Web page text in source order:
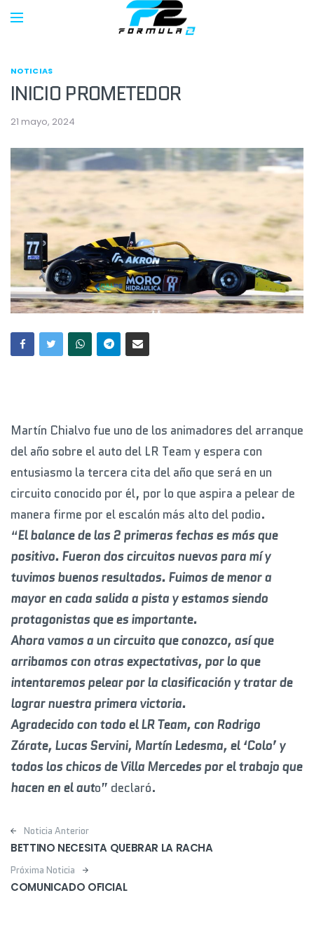
NOTICIAS
INICIO PROMETEDOR
21 mayo, 2024
Martín Chialvo fue uno de los animadores del arranque
del año sobre el auto del LR Team y espera con
entusiasmo la tercera cita del año que será en un
circuito conocido por él, por lo que aspira a pelear de
manera firme por el escalón más alto del podio.
“El balance de las 2 primeras fechas es más que
positivo. Fueron dos circuitos nuevos para mí y
tuvimos buenos resultados. Fuimos de menor a
mayor en cada salida a pista y estamos siendo
protagonistas que es importante.
Ahora vamos a un circuito que conozco, así que
arribamos con otras expectativas, por lo que
intentaremos pelear por la clasificación y tratar de
lograr nuestra primera victoria.
Agradecido con todo el LR Team, con Rodrigo
Zárate, Lucas Servini, Martín Ledesma, el ‘Colo’ y
todos los chicos de Villa Mercedes por el trabajo que
hacen en el auto” declaró.
Post navigation
Noticia Anterior
BETTINO NECESITA QUEBRAR LA RACHA
Próxima Noticia
COMUNICADO OFICIAL